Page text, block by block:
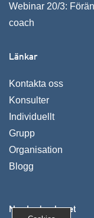
Webinar 20/3:
coach
Länkar
Kontakta oss
Konsulter
Individuellt
Grupp
Organisation
Blogg
Nya Ledarskapet